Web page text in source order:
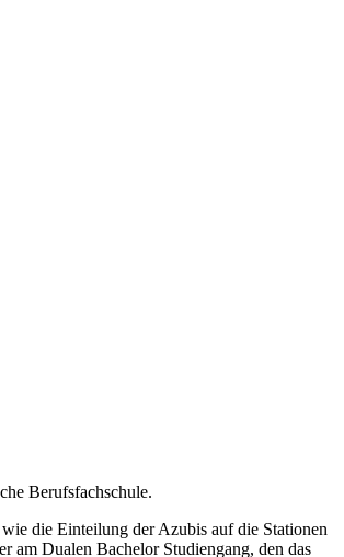
Berufsfachschule.
die Einteilung der Azubis auf die Stationen
am Dualen Bachelor Studiengang, den das